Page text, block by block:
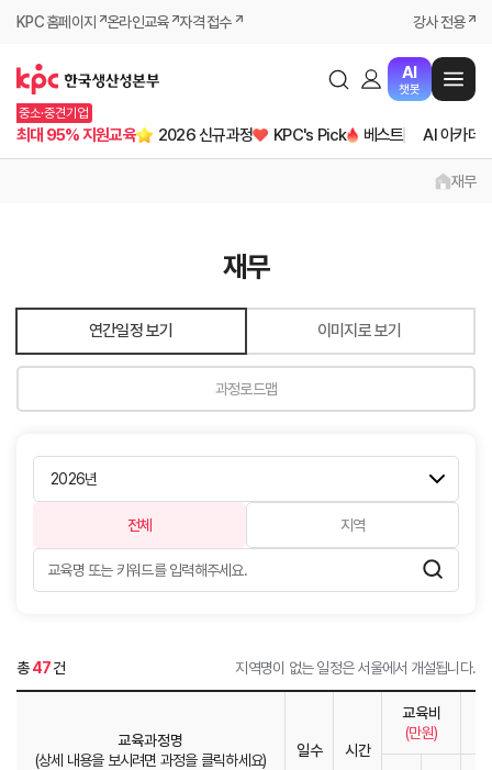
KPC 홈페이지 온라인교육 자격 접수 강사 전용
AI
챗봇
중소·중견기업
최대 95% 지원교육 2026 신규과정 KPC's Pick 베스트 AI 아카데
재무
재무
연간일정 보기 이미지로 보기
과정로드맵
전체 지역
총47건 지역명이 없는 일정은 서울에서 개설됩니다.
교육과정명
(상세 내용을 보시려면 과정을 클릭하세요)
일수 시간
교육비
(만원)